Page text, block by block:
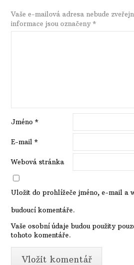
Vaše e-mailová adresa nebude
informace jsou označeny*
Jméno*
E-mail*
Webová stránka
Uložit do prohlížeče jméno, e-mail a
budoucí komentáře.
Vaše osobní údaje budou použity
tohoto komentáře.